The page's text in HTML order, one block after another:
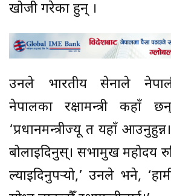
खोजी गरेका हुन् ।
उनले भारतीय सेनाले
नेपालका रक्षामन्त्री कहाँ
‘प्रधानमन्त्रीज्यू त यहाँ
बोलाइदिनुस्। सभामुख महोदय
ल्याइदिनुपर्‍यो,’ उनले भने,